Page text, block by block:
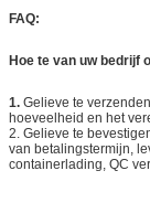
FAQ:
Hoe te van uw bedrijf
1. Gelieve te
hoeveelheid en het
2. Gelieve te
van betalingstermijn,
containerlading, QC